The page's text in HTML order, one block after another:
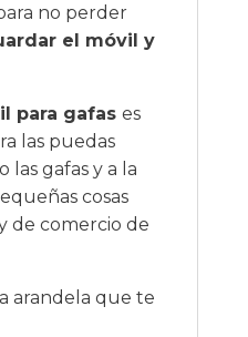
no perder
el móvil y
para gafas es
las puedas
gafas y a la
cosas
de comercio de
arandela que te